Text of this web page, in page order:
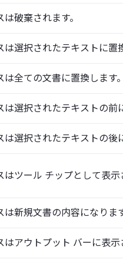
は破棄されます。
は選択されたテキストに置
は全ての文書に置換します。
は選択されたテキストの前
は選択されたテキストの後
はツール チップとして表示
は新規文書の内容になります
はアウトプット バーに表示